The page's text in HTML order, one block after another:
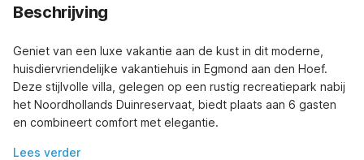
Beschrijving
Geniet van een luxe vakantie aan de kust in dit moderne,
huisdiervriendelijke vakantiehuis in Egmond aan den Hoef.
Deze stijlvolle villa, gelegen op een rustig recreatiepark nabij
het Noordhollands Duinreservaat, biedt plaats aan 6 gasten
en combineert comfort met elegantie.
Lees verder